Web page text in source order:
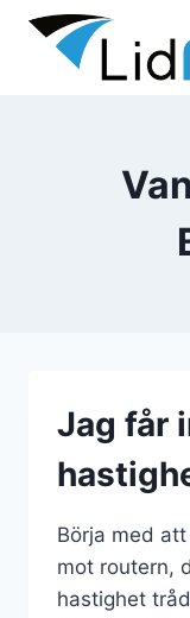
Skip
Jag får
Börja med
mot routern,
hastighet